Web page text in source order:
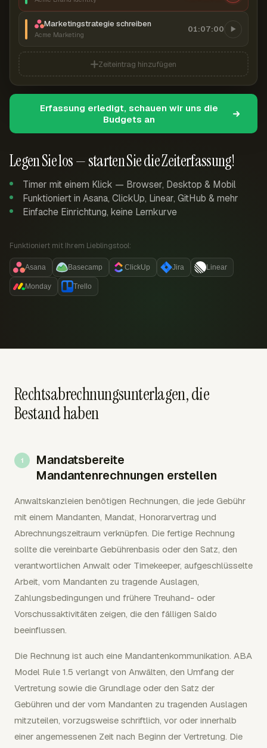
Legen Sie los — starten Sie die Zeiterfassung!
Timer mit einem Klick — Browser, Desktop & Mobil
Funktioniert in Asana, ClickUp, Linear, GitHub & mehr
Einfache Einrichtung, keine Lernkurve
Funktioniert mit Ihrem Lieblingstool:
Asana Basecamp ClickUp Jira Linear
Monday Trello
Marketingstrategie schreiben
Acme Marketing
01:07:00
Zeiteintrag hinzufügen
Erfassung erledigt, schauen wir uns die
Budgets an
Rechtsabrechnungsunterlagen, die
Bestand haben
Mandatsbereite
Mandantenrechnungen erstellen
Anwaltskanzleien benötigen Rechnungen, die jede Gebühr
mit einem Mandanten, Mandat, Honorarvertrag und
Abrechnungszeitraum verknüpfen. Die fertige Rechnung
sollte die vereinbarte Gebührenbasis oder den Satz, den
verantwortlichen Anwalt oder Timekeeper, aufgeschlüsselte
Arbeit, vom Mandanten zu tragende Auslagen,
Zahlungsbedingungen und frühere Treuhand- oder
Vorschussaktivitäten zeigen, die den fälligen Saldo
beeinflussen.
Die Rechnung ist auch eine Mandantenkommunikation. ABA
Model Rule 1.5 verlangt von Anwälten, den Umfang der
Vertretung sowie die Grundlage oder den Satz der
Gebühren und der vom Mandanten zu tragenden Auslagen
mitzuteilen, vorzugsweise schriftlich, vor oder innerhalb
einer angemessenen Zeit nach Beginn der Vertretung. Die